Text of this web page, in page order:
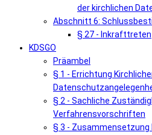
der kirchlichen
Abschnitt 6:
§ 27 - Inkrafttreten
KDSGO
Präambel
§ 1 - Errichtung
§ 2 - Sachliche
Verfahrensvorschriften
§ 3 - Zusammensetzung